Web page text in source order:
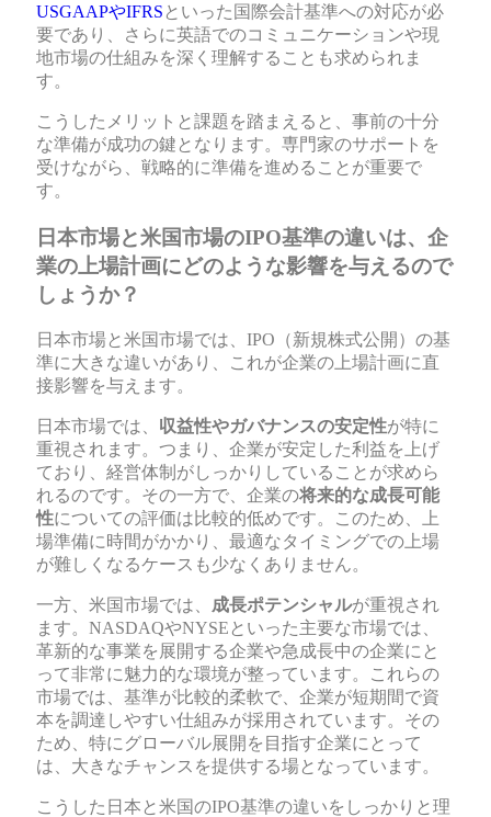
USGAAPやIFRS といった国際会計基準への対応が必
要であり、さらに英語でのコミュニケーションや現
地市場の仕組みを深く理解することも求められま
す。
こうしたメリットと課題を踏まえると、事前の十分
な準備が成功の鍵となります。専門家のサポートを
受けながら、戦略的に準備を進めることが重要で
す。
日本市場と米国市場のIPO基準の違いは、企
業の上場計画にどのような影響を与えるので
しょうか？
日本市場と米国市場では、IPO（新規株式公開）の基
準に大きな違いがあり、これが企業の上場計画に直
接影響を与えます。
日本市場では、 収益性やガバナンスの安定性が特に
重視されます。つまり、企業が安定した利益を上げ
ており、経営体制がしっかりしていることが求めら
れるのです。その一方で、企業の将来的な成長可能
性についての評価は比較的低めです。このため、上
場準備に時間がかかり、最適なタイミングでの上場
が難しくなるケースも少なくありません。
一方、米国市場では、 成長ポテンシャルが重視され
ます。NASDAQやNYSEといった主要な市場では、
革新的な事業を展開する企業や急成長中の企業にと
って非常に魅力的な環境が整っています。これらの
市場では、基準が比較的柔軟で、企業が短期間で資
本を調達しやすい仕組みが採用されています。その
ため、特にグローバル展開を目指す企業にとって
は、大きなチャンスを提供する場となっています。
こうした日本と米国のIPO基準の違いをしっかりと理